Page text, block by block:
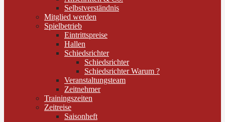
Selbstverständnis
Mitglied werden
Spielbetrieb
Eintrittspreise
Hallen
Schiedsrichter
Schiedsrichter
Schiedsrichter Warum ?
Veranstaltungsteam
Zeitnehmer
Trainingszeiten
Zeitreise
Saisonheft